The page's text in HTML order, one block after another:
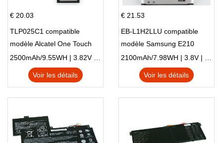
€ 20.03
TLP025C1 compatible
modèle Alcatel One Touch
Pop 4 Plus OT-5056D
2500mAh/9.55WH | 3.82V | Li-ion ...
Voir les détails
€ 21.53
EB-L1H2LLU compatible
modèle Samsung E210
E210K i939
2100mAh/7.98WH | 3.8V | Li-ion ...
Voir les détails